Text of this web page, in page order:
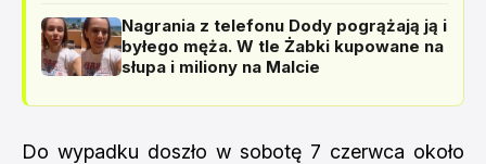
Nagrania z telefonu Dody pogrążają ją i
byłego męża. W tle Żabki kupowane na
słupa i miliony na Malcie
Do wypadku doszło w sobotę 7 czerwca około